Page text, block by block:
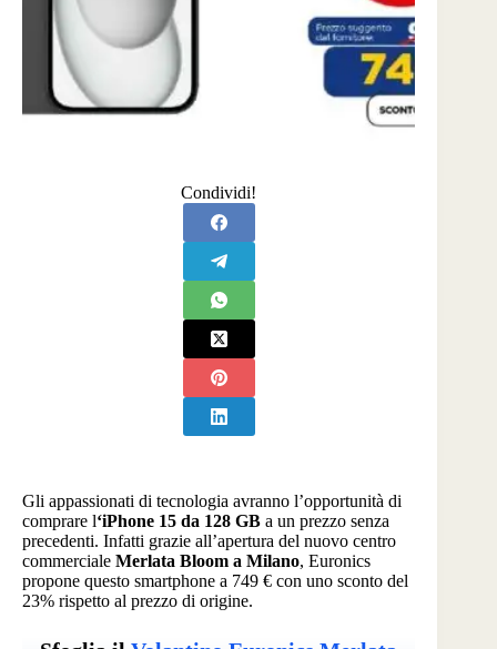
Condividi!
Gli appassionati di tecnologia avranno l’opportunità di
comprare l‘iPhone 15 da 128 GB a un prezzo senza
precedenti. Infatti grazie all’apertura del nuovo centro
commerciale Merlata Bloom a Milano, Euronics
propone questo smartphone a 749 € con uno sconto del
23% rispetto al prezzo di origine.